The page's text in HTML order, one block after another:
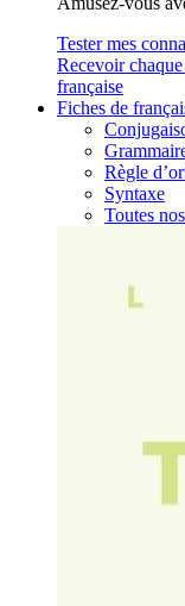
Tester mes
Recevoir
française
Fiches de
Règle
Syntaxe
Toutes